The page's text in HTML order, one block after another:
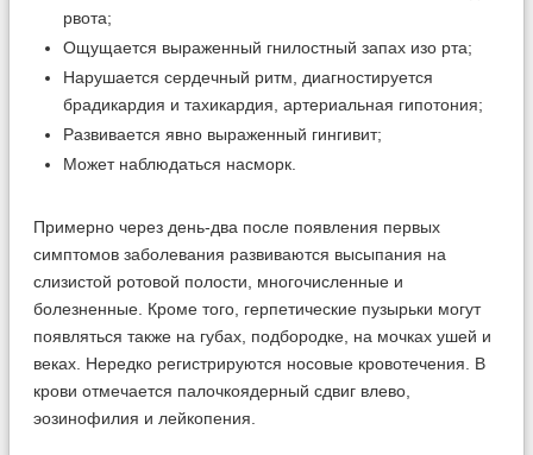
рвота;
Ощущается выраженный гнилостный запах изо рта;
Нарушается сердечный ритм, диагностируется
брадикардия и тахикардия, артериальная гипотония;
Развивается явно выраженный гингивит;
Может наблюдаться насморк.
Примерно через день-два после появления первых
симптомов заболевания развиваются высыпания на
слизистой ротовой полости, многочисленные и
болезненные. Кроме того, герпетические пузырьки могут
появляться также на губах, подбородке, на мочках ушей и
веках. Нередко регистрируются носовые кровотечения. В
крови отмечается палочкоядерный сдвиг влево,
эозинофилия и лейкопения.